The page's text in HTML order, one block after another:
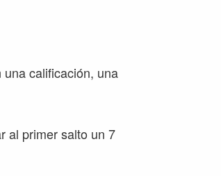
calificación, una
al primer salto un 7